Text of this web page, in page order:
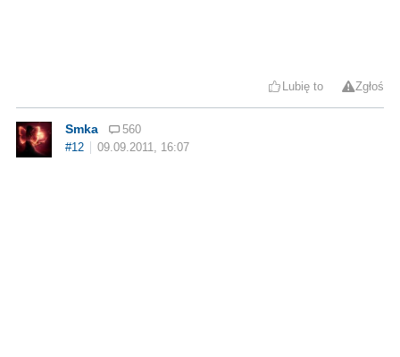
Lubię to Zgłoś
Smka
560
#12
09.09.2011, 16:07